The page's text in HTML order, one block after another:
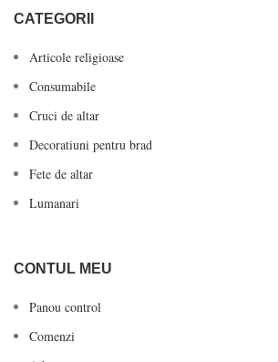
CATEGORII
Articole religioase
Consumabile
Cruci de altar
Decoratiuni pentru brad
Fete de altar
Lumanari
CONTUL MEU
Panou control
Comenzi